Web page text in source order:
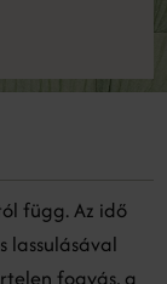
függ. Az idő
lassulásával
fogyás, a